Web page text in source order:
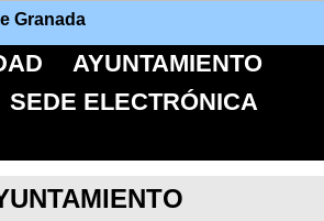
Granada
AYUNTAMIENTO
SEDE ELECTRÓNICA